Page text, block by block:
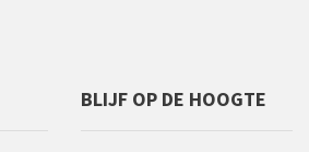
BLIJF OP DE HOOGTE